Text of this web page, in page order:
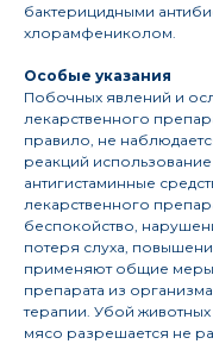
бактерицидными
хлорамфениколом.
Особые указания
Побочных явлений и
лекарственного
правило, не
реакций
антигистаминные
лекарственного
беспокойство,
потеря слуха,
применяют общие
препарата из
терапии. Убой
мясо разрешается не